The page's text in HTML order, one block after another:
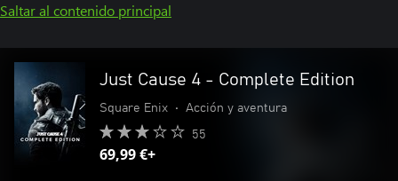
Saltar al contenido principal
Just Cause 4 - Complete Edition
Square Enix • Acción y aventura
55
69,99 €+